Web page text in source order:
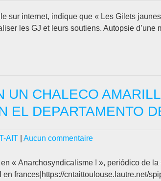
sur internet, indique que « Les Gilets
les GJ et leurs soutiens. Autopsie
UN CHALECO
EL DEPARTAMENTO
AIT Aucun commentaire
« Anarchosyndicalisme ! », periódico de la
frances|https://cntaittoulouse.lautre.net/